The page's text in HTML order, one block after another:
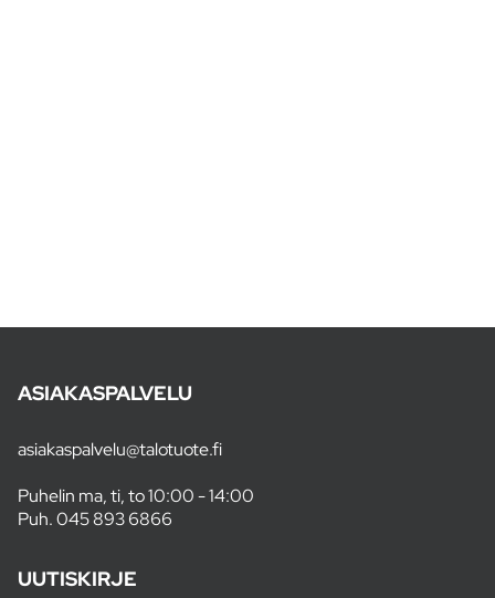
ASIAKASPALVELU
asiakaspalvelu@talotuote.fi
Puhelin ma, ti, to 10:00 - 14:00
Puh.045 893 6866
UUTISKIRJE